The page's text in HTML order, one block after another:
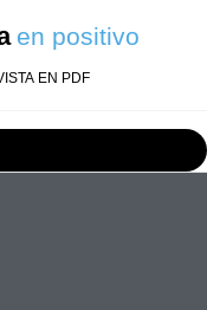
en positivo
EN PDF